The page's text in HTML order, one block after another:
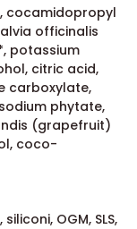
cocamidopropyl
officinalis
potassium
citric acid,
carboxylate,
phytate,
(grapefruit)
coco-
OGM, SLS,